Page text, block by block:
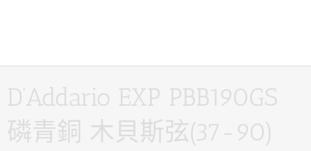
D’Addario EXP PBB190GS
磷青銅 木貝斯弦(37-90)